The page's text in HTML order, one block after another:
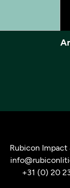
Rubicon Impact
+31 (0) 20